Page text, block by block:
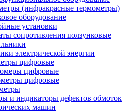
(инфракрасные термометры)
оборудование
установки
сопротивления ползунковые
электрической энергии
цифровые
цифровые
цифровые
и индикаторы дефектов обмоток
машин